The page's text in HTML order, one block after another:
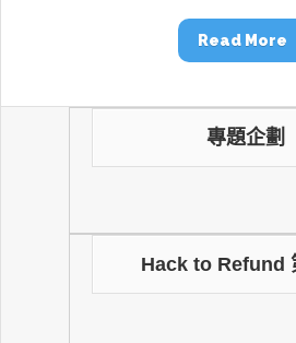
Read More
專題企劃
Hack to Refund